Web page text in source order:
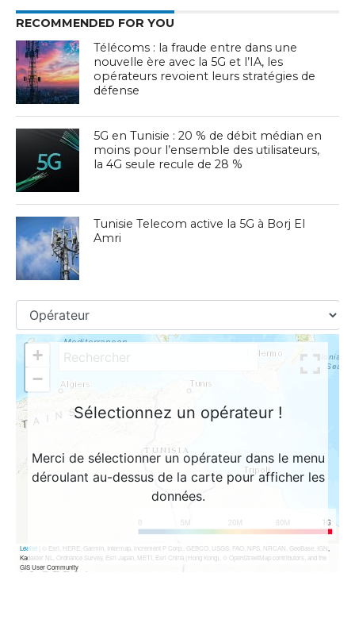
RECOMMENDED FOR YOU
Télécoms : la fraude entre dans une
nouvelle ère avec la 5G et l’IA, les
opérateurs revoient leurs stratégies de
défense
5G en Tunisie : 20 % de débit médian en
moins pour l’ensemble des utilisateurs,
la 4G seule recule de 28 %
Tunisie Telecom active la 5G à Borj El
Amri